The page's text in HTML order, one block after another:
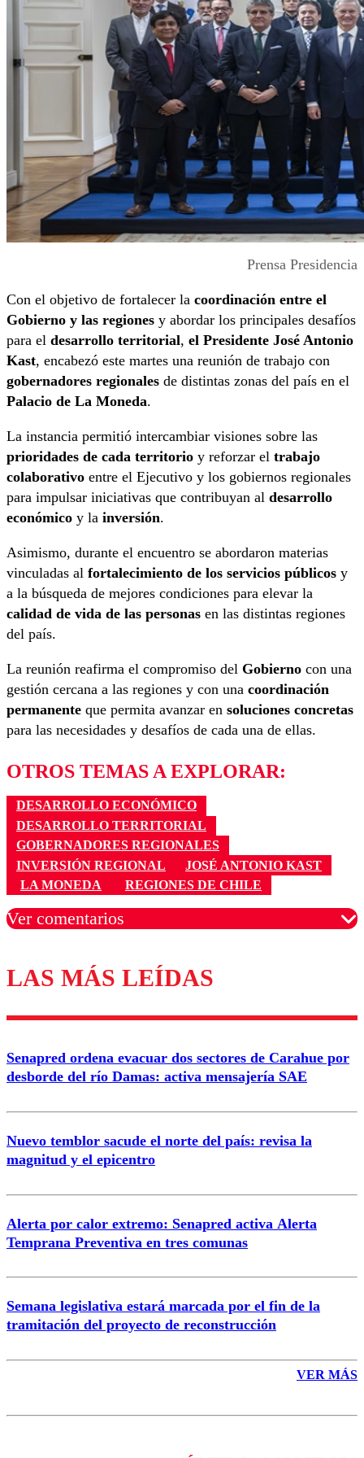
Prensa Presidencia
Con el objetivo de fortalecer la coordinación entre el
Gobierno y las regiones y abordar los principales desafíos
para el desarrollo territorial, el Presidente José Antonio
Kast, encabezó este martes una reunión de trabajo con
gobernadores regionales de distintas zonas del país en el
Palacio de La Moneda.
La instancia permitió intercambiar visiones sobre las
prioridades de cada territorio y reforzar el trabajo
colaborativo entre el Ejecutivo y los gobiernos regionales
para impulsar iniciativas que contribuyan al desarrollo
económico y la inversión.
Asimismo, durante el encuentro se abordaron materias
vinculadas al fortalecimiento de los servicios públicos y
a la búsqueda de mejores condiciones para elevar la
calidad de vida de las personas en las distintas regiones
del país.
La reunión reafirma el compromiso del Gobierno con una
gestión cercana a las regiones y con una coordinación
permanente que permita avanzar en soluciones concretas
para las necesidades y desafíos de cada una de ellas.
OTROS TEMAS A EXPLORAR:
DESARROLLO ECONÓMICO
DESARROLLO TERRITORIAL
GOBERNADORES REGIONALES
INVERSIÓN REGIONAL
JOSÉ ANTONIO KAST
LA MONEDA
REGIONES DE CHILE
Ver comentarios
Los comentarios son moderados para garantizar un
diálogo respetuoso.
Correo
LAS MÁS LEÍDAS
Senapred ordena evacuar dos sectores de Carahue por
desborde del río Damas: activa mensajería SAE
Nuevo temblor sacude el norte del país: revisa la
magnitud y el epicentro
Alerta por calor extremo: Senapred activa Alerta
Temprana Preventiva en tres comunas
Semana legislativa estará marcada por el fin de la
tramitación del proyecto de reconstrucción
VER MÁS